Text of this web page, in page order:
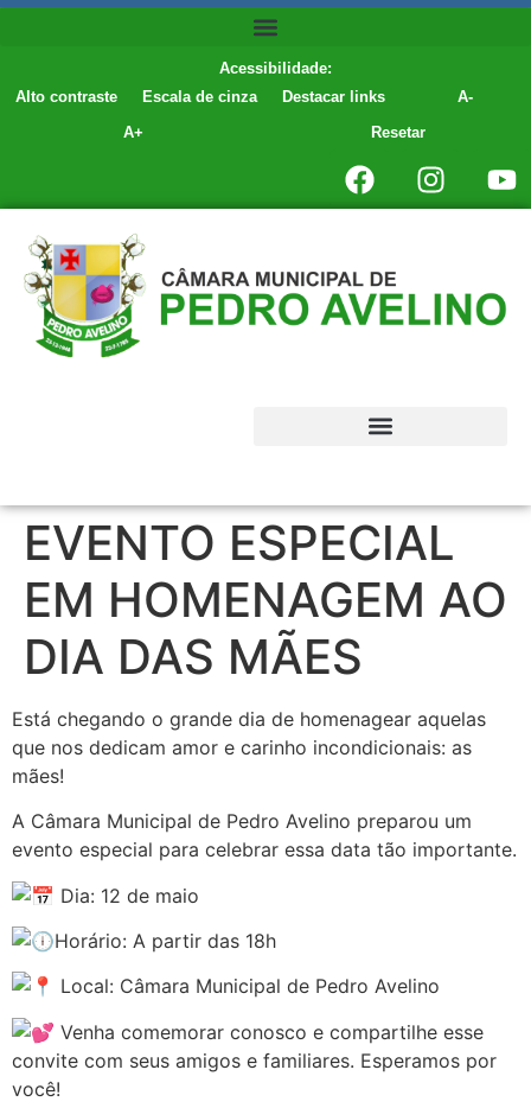
conteúdo
Acessibilidade:
Alto contraste
Escala de cinza Destacar links
A-
A+
Resetar
EVENTO ESPECIAL
EM HOMENAGEM AO
DIA DAS MÃES
Está chegando o grande dia de homenagear aquelas
que nos dedicam amor e carinho incondicionais: as
mães!
A Câmara Municipal de Pedro Avelino preparou um
evento especial para celebrar essa data tão importante.
Dia: 12 de maio
Horário: A partir das 18h
Local: Câmara Municipal de Pedro Avelino
Venha comemorar conosco e compartilhe esse
convite com seus amigos e familiares. Esperamos por
você!